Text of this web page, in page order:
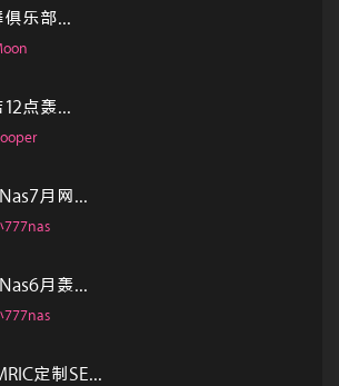
俱乐部...
点轰...
月网...
777nas
月轰...
777nas
定制SE...